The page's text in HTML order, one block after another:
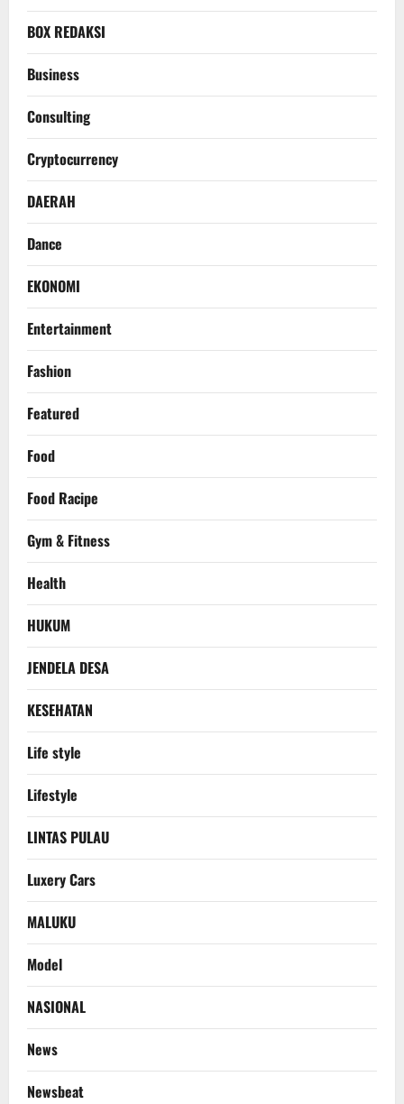
BOX REDAKSI
Business
Consulting
Cryptocurrency
DAERAH
Dance
EKONOMI
Entertainment
Fashion
Featured
Food
Food Racipe
Gym & Fitness
Health
HUKUM
JENDELA DESA
KESEHATAN
Life style
Lifestyle
LINTAS PULAU
Luxery Cars
MALUKU
Model
NASIONAL
News
Newsbeat